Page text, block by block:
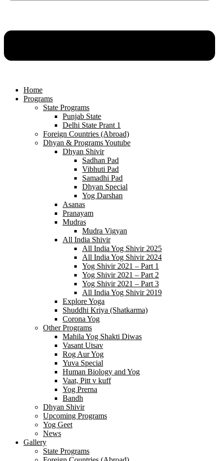
Home
Programs
State Programs
Punjab State
Delhi State Prant 1
Foreign Countries (Abroad)
Dhyan & Programs Youtube
Dhyan Shivir
Sadhan Pad
Vibhuti Pad
Samadhi Pad
Dhyan Special
Yog Darshan
Asanas
Pranayam
Mudras
Mudra Vigyan
All India Shivir
All India Yog Shivir 2025
All India Yog Shivir 2024
Yog Shivir 2021 – Part 1
Yog Shivir 2021 – Part 2
Yog Shivir 2021 – Part 3
All India Yog Shivir 2019
Explore Yoga
Shuddhi Kriya (Shatkarma)
Corona Yog
Other Programs
Mahila Yog Shakti Diwas
Vasant Utsav
Rog Aur Yog
Yuva Special
Human Biology and Yog
Vaat, Pitt v kuff
Yog Prerna
Bandh
Dhyan Shivir
Upcoming Programs
Yog Geet
News
Gallery
State Programs